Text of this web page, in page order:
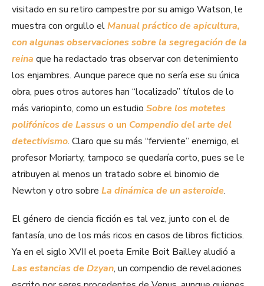
visitado en su retiro campestre por su amigo Watson, le
muestra con orgullo elManual práctico de apicultura,
con algunas observaciones sobre la segregación de la
reina que ha redactado tras observar con detenimiento
los enjambres. Aunque parece que no sería ese su única
obra, pues otros autores han “localizado” títulos de lo
más variopinto, como un estudio Sobre los motetes
polifónicos de Lassus o un Compendio del arte del
detectivismo. Claro que su más “ferviente” enemigo, el
profesor Moriarty, tampoco se quedaría corto, pues se le
atribuyen al menos un tratado sobre el binomio de
Newton y otro sobre La dinámica de un asteroide.
El género de ciencia ficción es tal vez, junto con el de
fantasía, uno de los más ricos en casos de libros ficticios.
Ya en el siglo XVII el poeta Emile Boit Bailley aludió a
Las estancias de Dzyan, un compendio de revelaciones